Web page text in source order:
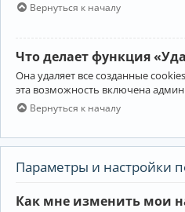
Вернуться к началу
Что делает функция
Она удаляет все созданные
эта возможность включена
Вернуться к началу
Параметры и настройки
Как мне изменить мои